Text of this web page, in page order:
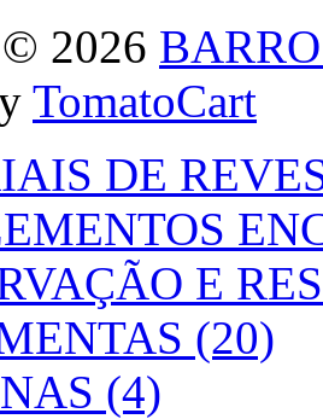
2026
TomatoCart
DE
E
(20)
(4)